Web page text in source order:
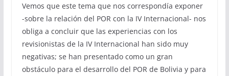
Vemos que este tema que nos correspondía exponer
-sobre la relación del POR con la IV Internacional- nos
obliga a concluir que las experiencias con los
revisionistas de la IV Internacional han sido muy
negativas; se han presentado como un gran
obstáculo para el desarrollo del POR de Bolivia y para